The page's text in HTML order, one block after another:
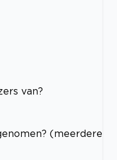
van?
(meerdere